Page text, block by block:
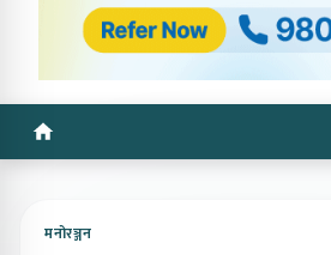
मनोरञ्जन